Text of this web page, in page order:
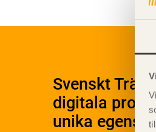
Svenskt Träs
digitala
unika